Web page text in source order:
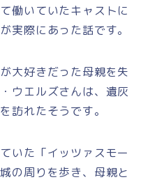
働いていたキャストに
実際にあった話です。
大好きだった母親を失
ウエルズさんは、遺灰
訪れたそうです。
いた「イッツァスモー
の周りを歩き、母親と